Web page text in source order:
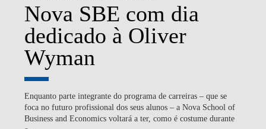
Nova SBE com dia
dedicado à Oliver
Wyman
Enquanto parte integrante do programa de carreiras – que se
foca no futuro profissional dos seus alunos – a Nova School of
Business and Economics voltará a ter, como é costume durante